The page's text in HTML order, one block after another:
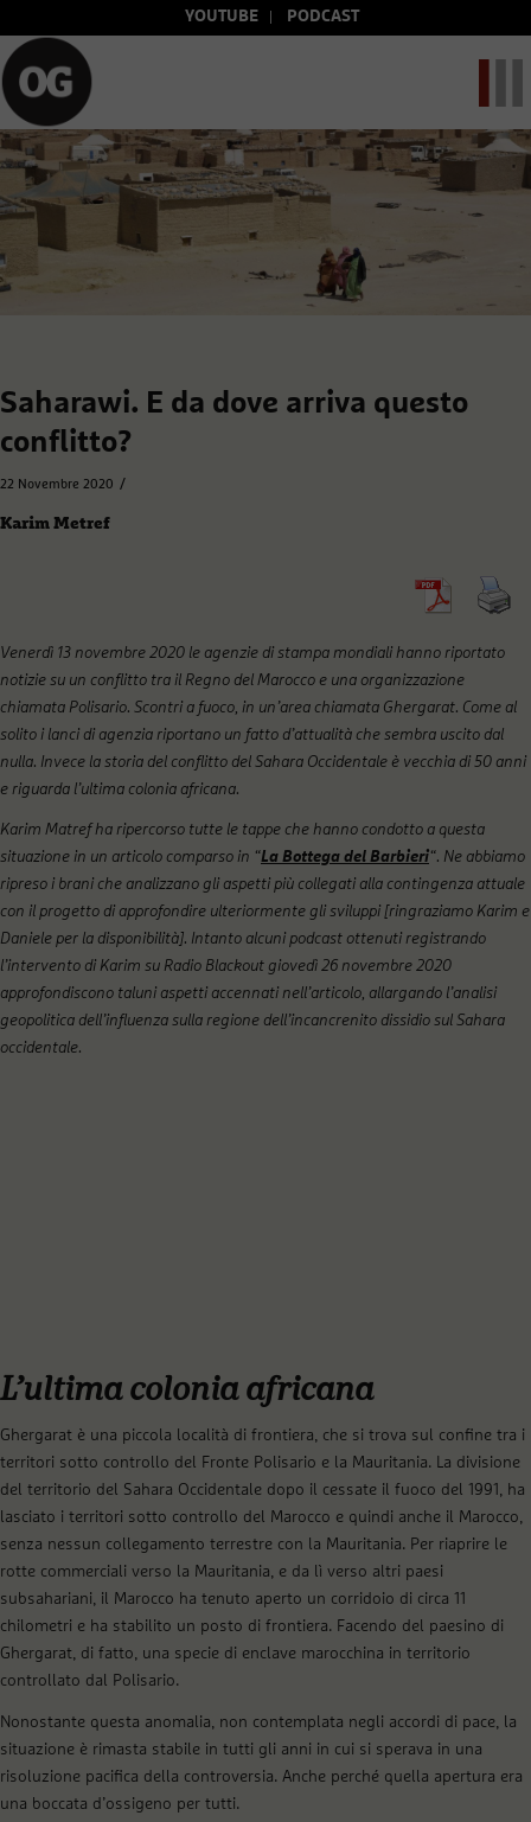
YOUTUBE PODCAST
Saharawi. E da dove arriva questo
conflitto?
22 Novembre 2020 /
Karim Metref
Venerdì 13 novembre 2020 le agenzie di stampa mondiali hanno riportato
notizie su un conflitto tra il Regno del Marocco e una organizzazione
chiamata Polisario. Scontri a fuoco, in un’area chiamata Ghergarat. Come al
solito i lanci di agenzia riportano un fatto d’attualità che sembra uscito dal
nulla. Invece la storia del conflitto del Sahara Occidentale è vecchia di 50 anni
e riguarda l’ultima colonia africana.
Karim Matref ha ripercorso tutte le tappe che hanno condotto a questa
situazione in un articolo comparso in “La Bottega del Barbieri“. Ne abbiamo
ripreso i brani che analizzano gli aspetti più collegati alla contingenza attuale
con il progetto di approfondire ulteriormente gli sviluppi [ringraziamo Karim e
Daniele per la disponibilità]. Intanto alcuni podcast ottenuti registrando
l’intervento di Karim su Radio Blackout giovedì 26 novembre 2020
approfondiscono taluni aspetti accennati nell’articolo, allargando l’analisi
geopolitica dell’influenza sulla regione dell’incancrenito dissidio sul Sahara
occidentale.
L’ultima colonia africana
Ghergarat è una piccola località di frontiera, che si trova sul confine tra i
territori sotto controllo del Fronte Polisario e la Mauritania. La divisione
del territorio del Sahara Occidentale dopo il cessate il fuoco del 1991, ha
lasciato i territori sotto controllo del Marocco e quindi anche il Marocco,
senza nessun collegamento terrestre con la Mauritania. Per riaprire le
rotte commerciali verso la Mauritania, e da lì verso altri paesi
subsahariani, il Marocco ha tenuto aperto un corridoio di circa 11
chilometri e ha stabilito un posto di frontiera. Facendo del paesino di
Ghergarat, di fatto, una specie di enclave marocchina in territorio
controllato dal Polisario.
Nonostante questa anomalia, non contemplata negli accordi di pace, la
situazione è rimasta stabile in tutti gli anni in cui si sperava in una
risoluzione pacifica della controversia. Anche perché quella apertura era
una boccata d’ossigeno per tutti.